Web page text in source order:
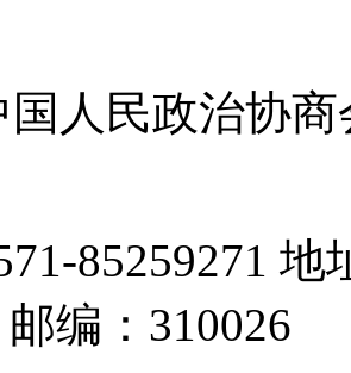
国人民政治协
85259271
编：310026